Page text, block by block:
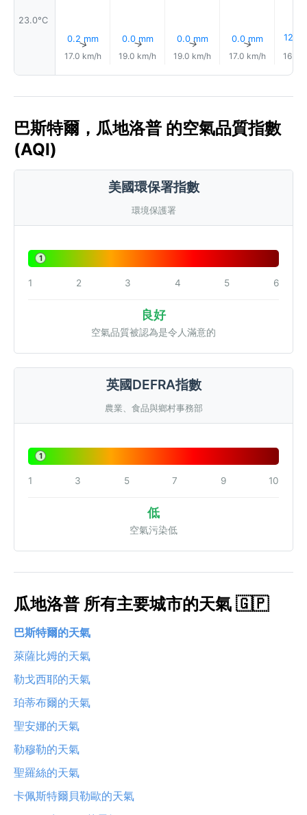
23.0°C
0.2 mm
↑
17.0 km/h
0.0 mm
↑
19.0 km/h
0.0 mm
↑
19.0 km/h
0.0 mm
↑
17.0 km/h
12%
16.0
巴斯特爾，瓜地洛普 的空氣品質指數
(AQI)
美國環保署指數
環境保護署
1
1 2 3 4 5 6
良好
空氣品質被認為是令人滿意的
英國DEFRA指數
農業、食品與鄉村事務部
1
1 3 5 7 9 10
低
空氣污染低
瓜地洛普 所有主要城市的天氣 🇬🇵
巴斯特爾的天氣
萊薩比姆的天氣
勒戈西耶的天氣
珀蒂布爾的天氣
聖安娜的天氣
勒穆勒的天氣
聖羅絲的天氣
卡佩斯特爾貝勒歐的天氣